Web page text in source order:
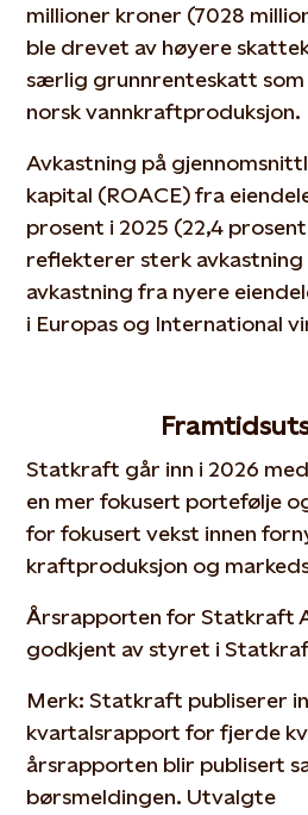
millioner kroner (7028
ble drevet av høyere skatte
særlig grunnrenteskatt
norsk vannkraftproduksjon.
Avkastning på
kapital (ROACE) fra
prosent i 2025 (22,4
reflekterer sterk avkastning
avkastning fra nyere
i Europas og International
Framtidsu
Statkraft går inn i 2026
en mer fokusert portefølje
forfokusert vekst innen
kraftproduksjon og
Årsrapporten for Statkraft
godkjent av styret i
Merk: Statkraft publiserer
kvartalsrapport for fjerde
årsrapporten blir publisert
børsmeldingen. Utvalgte